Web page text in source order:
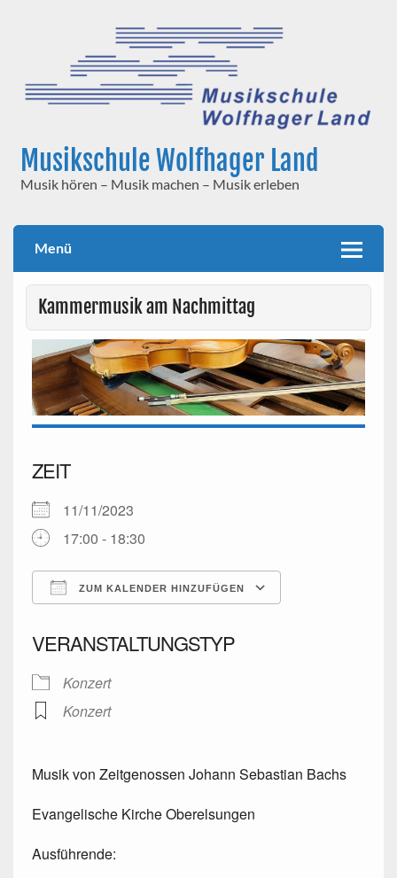
Musikschule Wolfhager Land
Musik hören – Musik machen – Musik erleben
Menü
Kammermusik am Nachmittag
ZEIT
11/11/2023
17:00 - 18:30
ZUM KALENDER HINZUFÜGEN
VERANSTALTUNGSTYP
Konzert
Konzert
Musik von Zeitgenossen Johann Sebastian Bachs
Evangelische Kirche Oberelsungen
Ausführende: